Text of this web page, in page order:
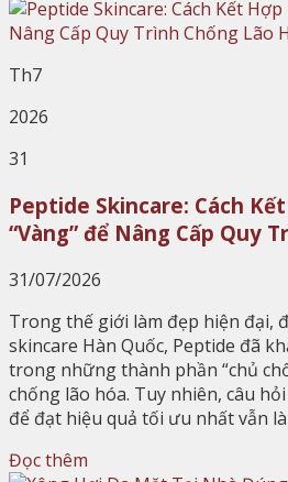
Th7
2026
31
Peptide Skincare: Cách
“Vàng” để Nâng Cấp Quy
31/07/2026
Trong thế giới làm đẹp hiện đại,
skincare Hàn Quốc, Peptide đã
trong những thành phần “chủ
chống lão hóa. Tuy nhiên, câu
để đạt hiệu quả tối ưu nhất vẫn
Đọc thêm